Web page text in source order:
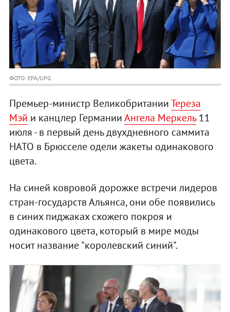
ФОТО: EPA/UPG
Премьер-министр ВеликобританииТереза
Мэй и канцлер ГерманииАнгела Меркель11
июля - в первый день двухдневного саммита
НАТО в Брюсселе одели жакеты одинакового
цвета.
На синей ковровой дорожке встречи лидеров
стран-государств Альянса, они обе появились
в синих пиджаках схожего покроя и
одинакового цвета, который в мире моды
носит название "королевский синий".